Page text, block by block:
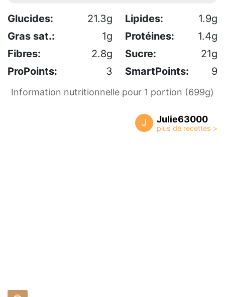
Glucides: 21.3g Lipides:
1.9g
Gras sat.:
1g Protéines:
1.4g
Fibres:
2.8g Sucre:
21g
ProPoints:
3 SmartPoints: 9
Information nutritionnelle pour 1 portion (699g)
J Julie63000